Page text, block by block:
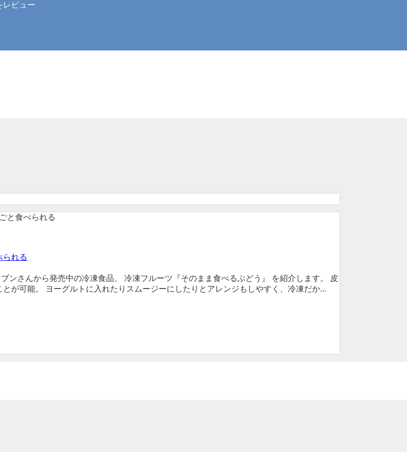
レビュー
られる
ンさんから発売中の冷凍食品、 冷凍フルーツ『そのまま食べるぶどう』 を紹介します。 皮
が可能。 ヨーグルトに入れたりスムージーにしたりとアレンジもしやすく、冷凍だか...